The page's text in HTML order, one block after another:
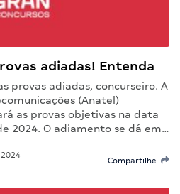
adiadas! Entenda
provas adiadas, concurseiro. A
(Anatel)
as provas objetivas na data
2024. O adiamento se dá em…
Compartilhe